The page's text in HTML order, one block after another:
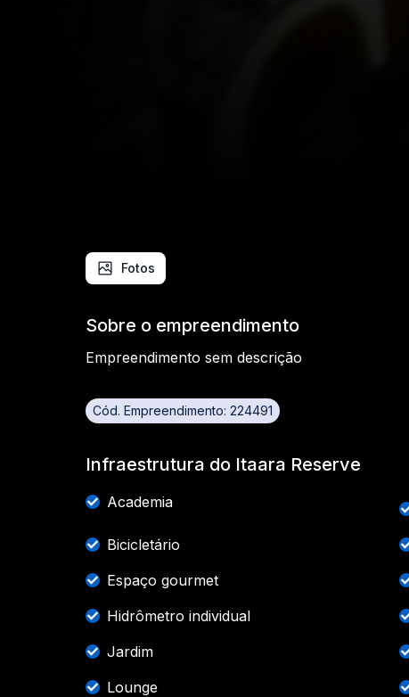
Fotos
Sobre o empreendimento
Empreendimento sem descrição
Cód. Empreendimento: 224491
Infraestrutura do Itaara Reserve
Academia
Bicicletário
Espaço gourmet
Hidrômetro individual
Jardim
Lounge